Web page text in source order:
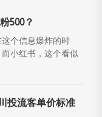
500？
个信息爆炸的时
小红书，这个看似
投流客单价标准